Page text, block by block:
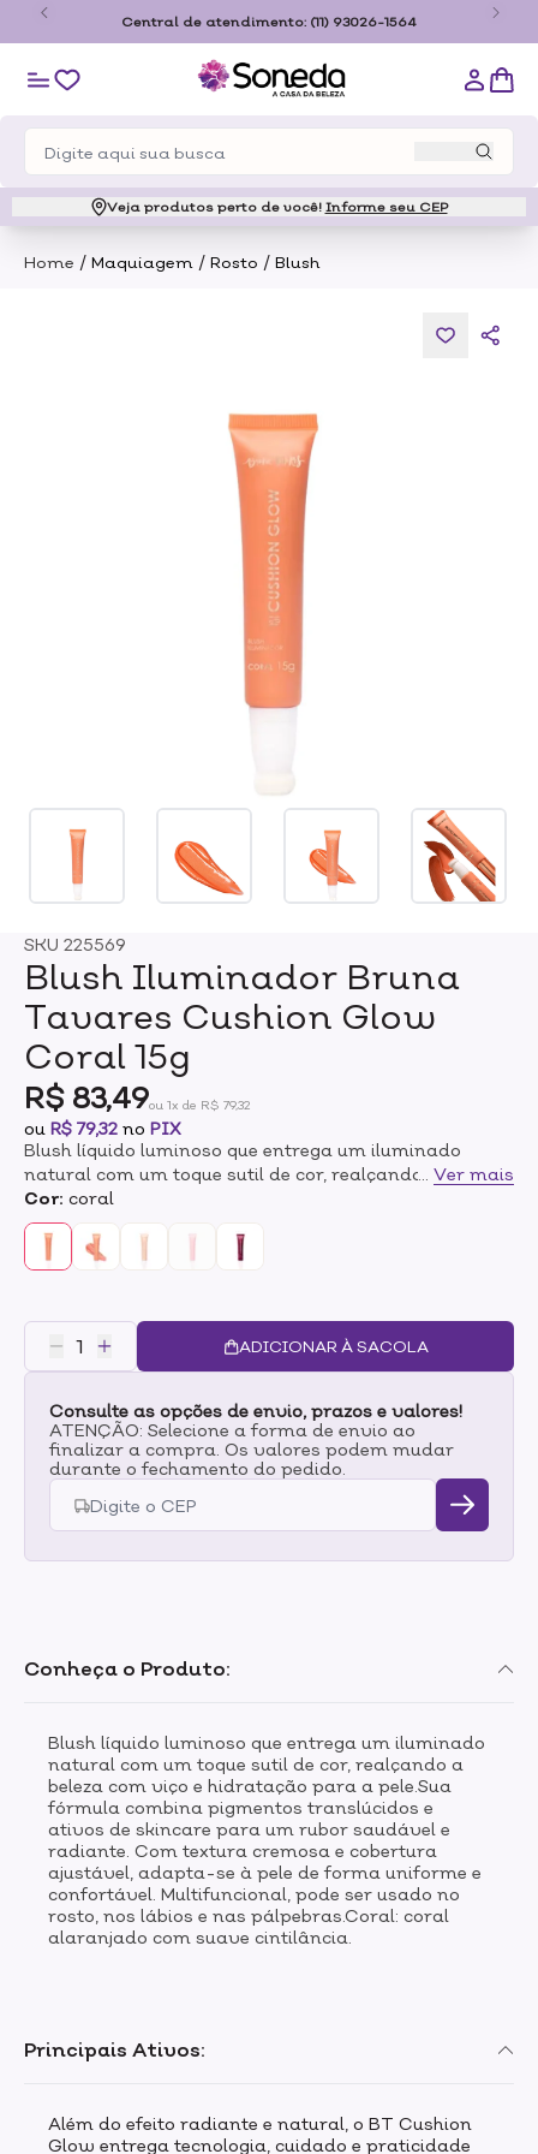
Central de atendimento: (11) 93026-1564
Veja produtos perto de você! Informe seu CEP
Home / Maquiagem / Rosto / Blush
SKU 225569
Blush Iluminador Bruna
Tavares Cushion Glow
Coral 15g
R$ 83,49ou 1x de R$ 79,32
ou R$ 79,32 no PIX
Blush líquido luminoso que entrega um iluminado
natural com um toque sutil de cor, realçando a beleza
com viço e hidratação para a pele.Sua fórmula
combina pigmentos translúcidos e ativos de skincare
para um rubor saudável e radiante. Com textura
cremosa e cobertura ajustável, adapta-se à pele de
usado no rosto, nos lábios e nas pálpebras.Coral: coral
alaranjado com suave cintilância.
Ver mais
Cor: coral
ADICIONAR À SACOLA
Consulte as opções de envio, prazos e valores!
ATENÇÃO: Selecione a forma de envio ao
finalizar a compra. Os valores podem mudar
durante o fechamento do pedido.
Principais Ativos:
Além do efeito radiante e natural, o BT Cushion
Glow entrega tecnologia, cuidado e praticidade
Conheça o Produto:
Blush líquido luminoso que entrega um iluminado
natural com um toque sutil de cor, realçando a
beleza com viço e hidratação para a pele.Sua
fórmula combina pigmentos translúcidos e
ativos de skincare para um rubor saudável e
radiante. Com textura cremosa e cobertura
ajustável, adapta-se à pele de forma uniforme e
confortável. Multifuncional, pode ser usado no
rosto, nos lábios e nas pálpebras.Coral: coral
alaranjado com suave cintilância.